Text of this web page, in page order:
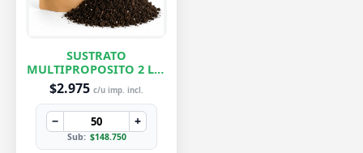
SUSTRATO
MULTIPROPOSITO 2 LTS
ROELPLANT
$2.975 c/u imp. incl.
− +
Sub: $148.750